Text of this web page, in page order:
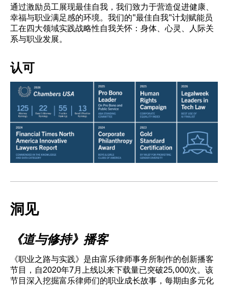
通过激励员工展现最佳自我，我们致力于营造促进健康、
幸福与职业满足感的环境。我们的"最佳自我"计划赋能员
工在四大领域实践战略性自我关怀：身体、心灵、人际关
系与职业发展。
认可
洞见
《道与修持》播客
《职业之路与实践》是由富乐律师事务所制作的创新播客
节目，自2020年7月上线以来下载量已突破25,000次。该
节目深入挖掘富乐律师们的职业成长故事，每期由多元化